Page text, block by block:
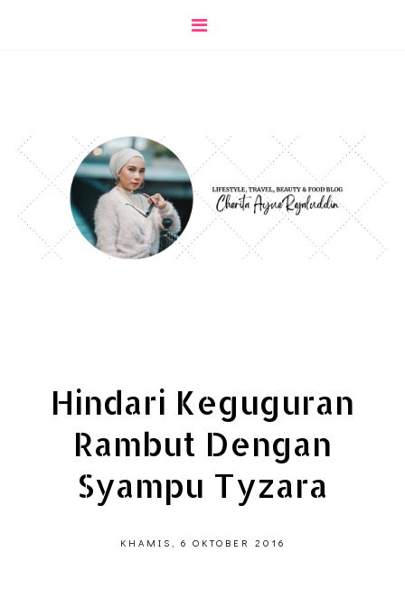
Hindari Keguguran
Rambut Dengan
Syampu Tyzara
KHAMIS, 6 OKTOBER 2016